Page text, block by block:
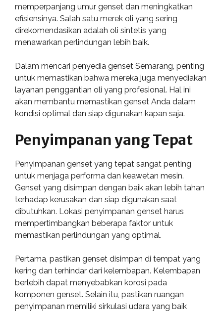
memperpanjang umur genset dan meningkatkan
efisiensinya. Salah satu merek oli yang sering
direkomendasikan adalah oli sintetis yang
menawarkan perlindungan lebih baik.
Dalam mencari penyedia genset Semarang, penting
untuk memastikan bahwa mereka juga menyediakan
layanan penggantian oli yang profesional. Hal ini
akan membantu memastikan genset Anda dalam
kondisi optimal dan siap digunakan kapan saja.
Penyimpanan yang Tepat
Penyimpanan genset yang tepat sangat penting
untuk menjaga performa dan keawetan mesin.
Genset yang disimpan dengan baik akan lebih tahan
terhadap kerusakan dan siap digunakan saat
dibutuhkan. Lokasi penyimpanan genset harus
mempertimbangkan beberapa faktor untuk
memastikan perlindungan yang optimal.
Pertama, pastikan genset disimpan di tempat yang
kering dan terhindar dari kelembapan. Kelembapan
berlebih dapat menyebabkan korosi pada
komponen genset. Selain itu, pastikan ruangan
penyimpanan memiliki sirkulasi udara yang baik